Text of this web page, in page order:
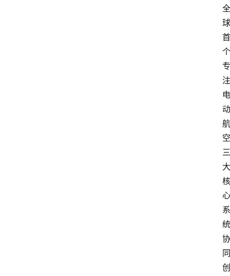
全
球
首
个
专
注
电
动
航
空
三
大
核
心
系
统
协
同
创